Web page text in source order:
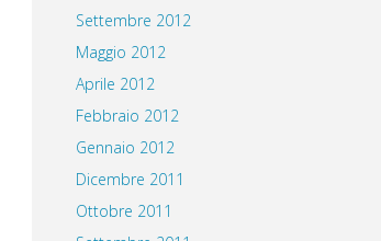
Settembre 2012
Maggio 2012
Aprile 2012
Febbraio 2012
Gennaio 2012
Dicembre 2011
Ottobre 2011